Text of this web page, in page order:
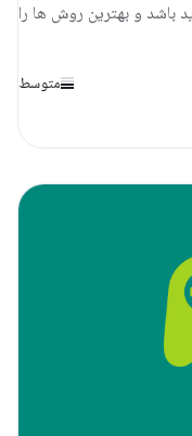
باشد و بهترین روش ها را
متوسط